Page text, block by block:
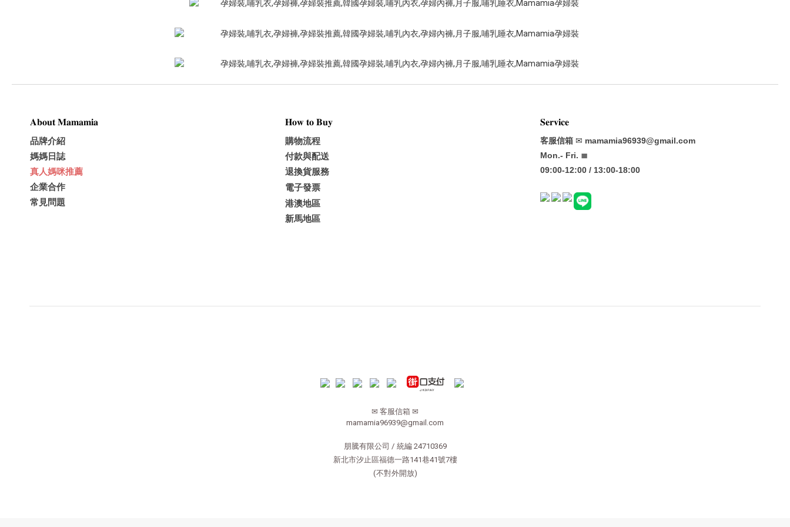
𝐀𝐛𝐨𝐮𝐭 𝐌𝐚𝐦𝐚𝐦𝐢𝐚
品牌介紹
媽媽日誌
真人媽咪推薦
企業合作
常見問題
𝐇𝐨𝐰 𝐭𝐨 𝐁𝐮𝐲
購物流程
付款與配送
退換貨服務
電子發票
港澳地區
新馬地區
𝐒𝐞𝐫𝐯𝐢𝐜𝐞
客服信箱 ✉ mamamia96939@gmail.com
Mon.- Fri. ≣
09:00-12:00 / 13:00-18:00
✉ 客服信箱 ✉
mamamia96939@gmail.com
朋騰有限公司 / 統編 24710369
新北市汐止區福德一路141巷41號7樓
(不對外開放)